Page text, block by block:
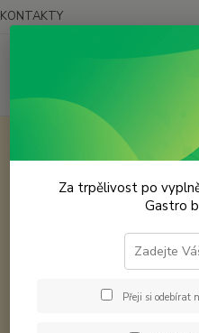
KONTAKTY
Chilli svět papriček
Chilli
Za trpělivost po
Gastro
Přeji si odebírat